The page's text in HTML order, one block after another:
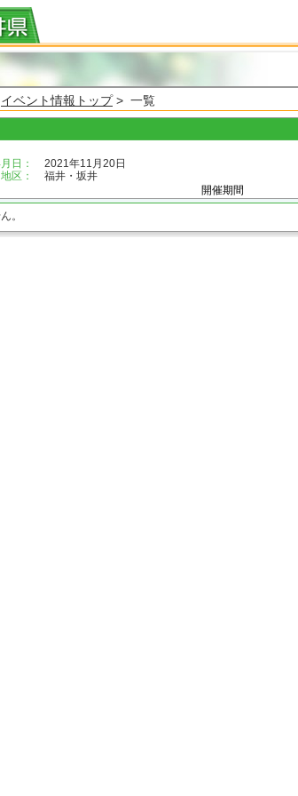
イベント情報トップ> 一覧
日：
2021年11月20日
地区：
福井・坂井
開催期間
。